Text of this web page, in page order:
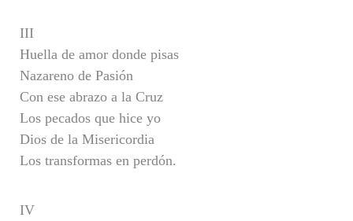
III
Huella de amor donde pisas
Nazareno de Pasión
Con ese abrazo a la Cruz
Los pecados que hice yo
Dios de la Misericordia
Los transformas en perdón.
IV